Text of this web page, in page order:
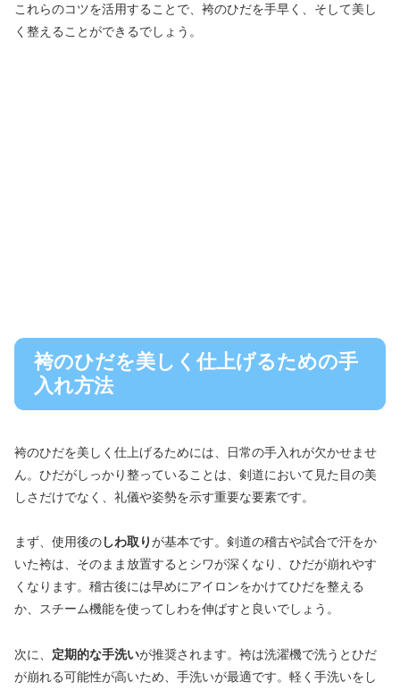
これらのコツを活用することで、袴のひだを手早く、そして美し
く整えることができるでしょう。
袴のひだを美しく仕上げるための手
入れ方法
袴のひだを美しく仕上げるためには、日常の手入れが欠かせませ
ん。ひだがしっかり整っていることは、剣道において見た目の美
しさだけでなく、礼儀や姿勢を示す重要な要素です。
まず、使用後のしわ取りが基本です。剣道の稽古や試合で汗をか
いた袴は、そのまま放置するとシワが深くなり、ひだが崩れやす
くなります。稽古後には早めにアイロンをかけてひだを整える
か、スチーム機能を使ってしわを伸ばすと良いでしょう。
次に、 定期的な手洗いが推奨されます。袴は洗濯機で洗うとひだ
が崩れる可能性が高いため、手洗いが最適です。軽く手洗いをし